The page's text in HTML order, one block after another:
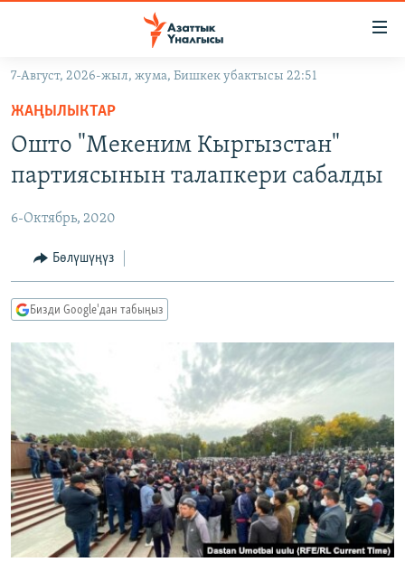
Навигацияга
өтүңүз
Издөөгө
салыңыз
КЫРГЫЗСТАН
ЭКОНОМИКА
МАДАНИЯТ
БОРБОР АЗИЯ
УКРАИНА
АТАЙЫН ИЛИКТӨӨ
ТВ ПРОГРАММАЛАР
ЭКСПЕРТТЕР ТАЛДАЙТ
БИЗ ЖАНА ДҮЙНӨ
ДАНИСТЕ
ЭЖЕ-СИҢДИЛЕР
АЗАТТЫК+
ЫҢГАЙСЫЗ СУРООЛОР
ӨЗГӨЧӨ ПИКИР
Русский
ОНЛАЙН ШЕРИНЕ
ЭЕ/АРнун бардык сайттары
7-Август, 2026-жыл, жума, Бишкек убактысы 22:51
ЖАҢЫЛЫКТАР
Ошто "Мекеним Кыргызстан"
партиясынын талапкери сабалды
6-Октябрь, 2020
Бөлүшүңүз
Бизди Google'дан табыңыз